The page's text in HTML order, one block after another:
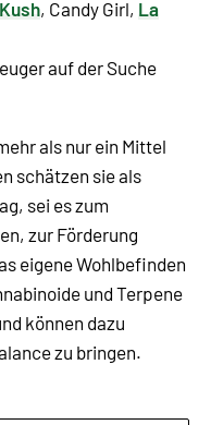
, Candy Girl, La
auf der Suche
als nur ein Mittel
schätzen sie als
sei es zum
zur Förderung
eigene Wohlbefinden
und Terpene
können dazu
zu bringen.